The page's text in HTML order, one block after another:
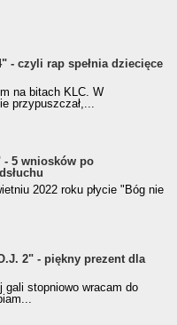
- czyli rap spełnia dziecięce
na bitach KLC. W
przypuszczał,...
- 5 wniosków po
2022 roku płycie "Bóg nie
2" - piękny prezent dla
gali stopniowo wracam do